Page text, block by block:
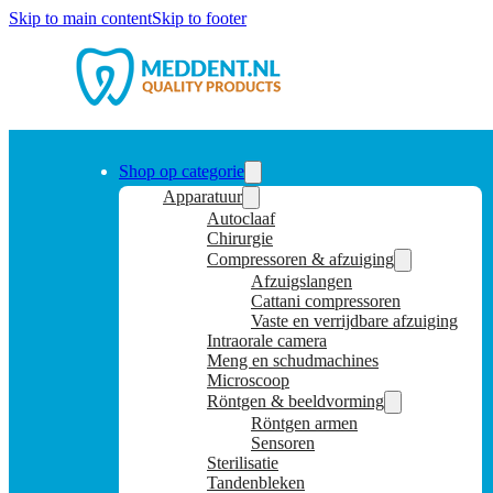
Skip to main contentSkip to footer
Shop op categorie
Apparatuur
Autoclaaf
Chirurgie
Compressoren & afzuiging
Afzuigslangen
Cattani compressoren
Vaste en verrijdbare afzuiging
Intraorale camera
Meng en schudmachines
Microscoop
Röntgen & beeldvorming
Röntgen armen
Sensoren
Sterilisatie
Tandenbleken